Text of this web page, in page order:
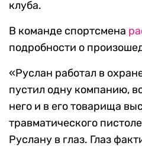
клуба.
В команде спортсмена
подробности о
«Руслан работал в
пустил одну компанию,
него и в его товарища
травматического
Руслану в глаз. Глаз